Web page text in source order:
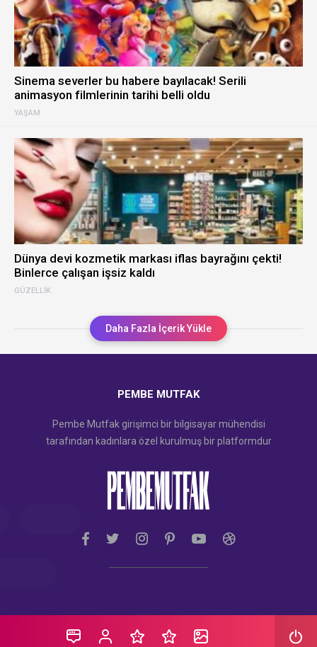
YAŞAM
Sinema severler bu habere bayılacak! Serili
animasyon filmlerinin tarihi belli oldu
GÜZELLIK
Dünya devi kozmetik markası iflas bayrağını çekti!
Binlerce çalışan işsiz kaldı
Daha Fazla İçerik Yükle
PEMBE MUTFAK
Pembe Mutfak girişimci bir bilgisayar mühendisi
tarafından kadınlara özel kurulmuş bir platformdur